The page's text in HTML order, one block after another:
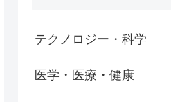
テクノロジー・科学
医学・医療・健康